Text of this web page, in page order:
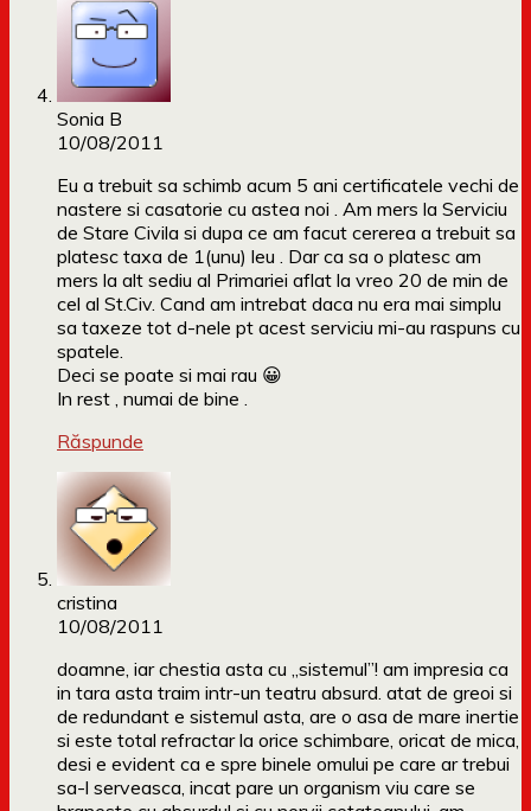
Sonia B
10/08/2011
Eu a trebuit sa schimb acum 5 ani certificatele vechi de
nastere si casatorie cu astea noi . Am mers la Serviciu
de Stare Civila si dupa ce am facut cererea a trebuit sa
platesc taxa de 1(unu) leu . Dar ca sa o platesc am
mers la alt sediu al Primariei aflat la vreo 20 de min de
cel al St.Civ. Cand am intrebat daca nu era mai simplu
sa taxeze tot d-nele pt acest serviciu mi-au raspuns cu
spatele.
Deci se poate si mai rau 😀
In rest , numai de bine .
Răspunde
cristina
10/08/2011
doamne, iar chestia asta cu „sistemul”! am impresia ca
in tara asta traim intr-un teatru absurd. atat de greoi si
de redundant e sistemul asta, are o asa de mare inertie
si este total refractar la orice schimbare, oricat de mica,
desi e evident ca e spre binele omului pe care ar trebui
sa-l serveasca, incat pare un organism viu care se